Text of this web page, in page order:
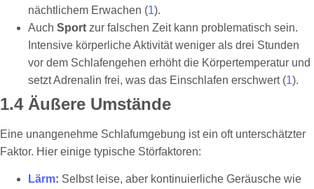
nächtlichem Erwachen (1).
Auch Sport zur falschen Zeit kann problematisch sein.
Intensive körperliche Aktivität weniger als drei Stunden
vor dem Schlafengehen erhöht die Körpertemperatur und
setzt Adrenalin frei, was das Einschlafen erschwert (1).
1.4 Äußere Umstände
Eine unangenehme Schlafumgebung ist ein oft unterschätzter
Faktor. Hier einige typische Störfaktoren:
Lärm: Selbst leise, aber kontinuierliche Geräusche wie